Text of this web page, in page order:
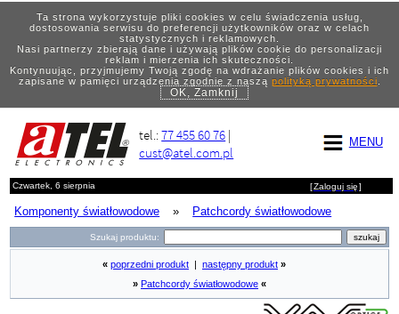
Ta strona wykorzystuje pliki cookies w celu świadczenia usług,
dostosowania serwisu do preferencji użytkowników oraz w celach
statystycznych i reklamowych.
Nasi partnerzy zbierają dane i używają plików cookie do personalizacji
reklam i mierzenia ich skuteczności.
Kontynuując, przyjmujemy Twoją zgodę na wdrażanie plików cookies i ich
zapisane w pamięci urządzenia zgodnie z naszą polityką prywatności.
OK, Zamknij
MENU
tel.:77 455 60 76 |
cust@atel.com.pl
Czwartek, 6 sierpnia [Zaloguj się]
Komponenty światłowodowe » Patchcordy światłowodowe
Szukaj produktu:
« poprzedni produkt następny produkt »
» Patchcordy światłowodowe «